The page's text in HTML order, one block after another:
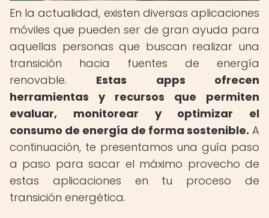
En la actualidad, existen diversas aplicaciones
móviles que pueden ser de gran ayuda para
aquellas personas que buscan realizar una
transición hacia fuentes de energía
renovable. Estas apps ofrecen
herramientas y recursos que permiten
evaluar, monitorear y optimizar el
consumo de energía de forma sostenible. A
continuación, te presentamos una guía paso
a paso para sacar el máximo provecho de
estas aplicaciones en tu proceso de
transición energética.